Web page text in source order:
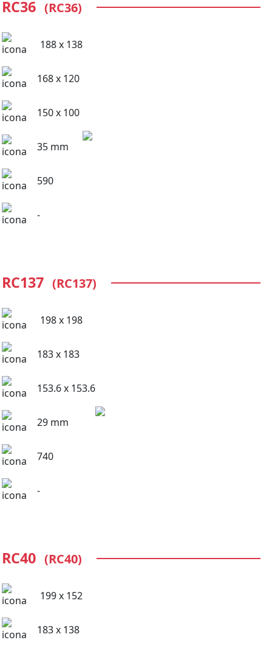
RC36 (RC36)
188 x 138
168 x 120
150 x 100
35 mm
590
-
RC137 (RC137)
198 x 198
183 x 183
153.6 x 153.6
29 mm
740
-
RC40 (RC40)
199 x 152
183 x 138